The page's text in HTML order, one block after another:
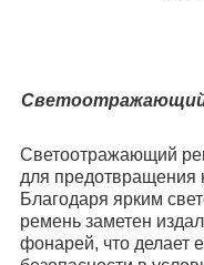
Светоотражающий
Светоотражающий
для предотвращения
Благодаря ярким
ремень заметен
фонарей, что делает